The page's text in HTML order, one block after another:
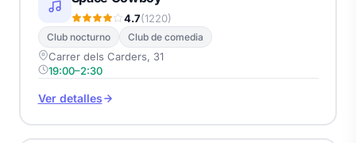
4.7(1220)
Club nocturno Club de comedia
Carrer dels Carders, 31
19:00–2:30
Ver detalles